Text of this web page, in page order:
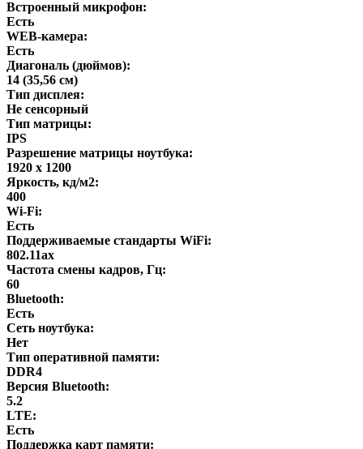
Встроенный микрофон:
Есть
WEB-камера:
Есть
Диагональ (дюймов):
14 (35,56 см)
Тип дисплея:
Не сенсорный
Тип матрицы:
IPS
Разрешение матрицы ноутбука:
1920 x 1200
Яркость, кд/м2:
400
Wi-Fi:
Есть
Поддерживаемые стандарты WiFi:
802.11ax
Частота смены кадров, Гц:
60
Bluetooth:
Есть
Сеть ноутбука:
Нет
Тип оперативной памяти:
DDR4
Версия Bluetooth:
5.2
LTE:
Есть
Поддержка карт памяти: